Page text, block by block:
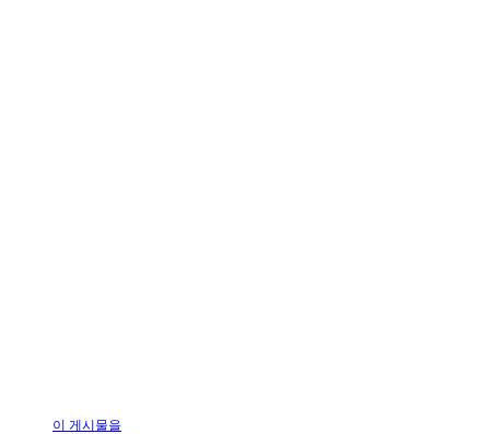
이 게시물을